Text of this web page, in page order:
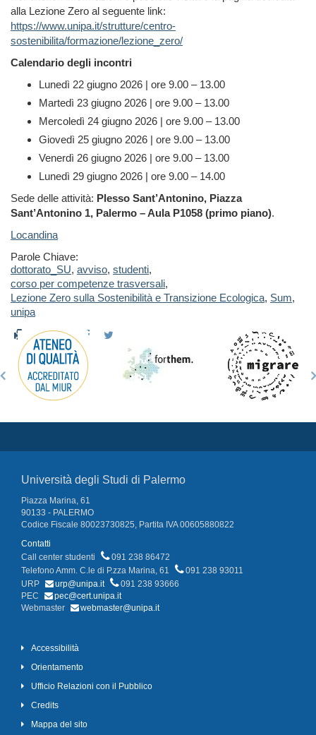
alla Lezione Zero al seguente link:
https://www.unipa.it/strutture/centro-
sostenibilita/formazione/lezione_zero/
Calendario degli incontri
Lunedì 22 giugno 2026 | ore 9.00 – 13.00
Martedì 23 giugno 2026 | ore 9.00 – 13.00
Mercoledì 24 giugno 2026 | ore 9.00 – 13.00
Giovedì 25 giugno 2026 | ore 9.00 – 13.00
Venerdì 26 giugno 2026 | ore 9.00 – 13.00
Lunedì 29 giugno 2026 | ore 9.00 – 14.00
Sede delle attività: Plesso Sant’Antonino, Piazza
Sant’Antonino 1, Palermo – Aula P1058 (primo piano).
Locandina
Parole Chiave:
dottorato_SU, avviso, studenti,
corso per competenze trasversali,
Lezione Zero sulla Sostenibilità e Transizione Ecologica, Sum,
unipa
Università degli Studi di Palermo
Piazza Marina, 61
90133 - PALERMO
Codice Fiscale 80023730825, Partita IVA 00605880822
Contatti
Call center studenti
091 238 86472
Telefono Amm. C.le di P.zza Marina, 61
091 238 93011
URP
urp@unipa.it
091 238 93666
PEC
pec@cert.unipa.it
Webmaster
webmaster@unipa.it
Accessibilità
Orientamento
Ufficio Relazioni con il Pubblico
Credits
Mappa del sito